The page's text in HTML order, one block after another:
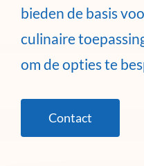
bieden de basis
culinaire
om de opties te
Contact